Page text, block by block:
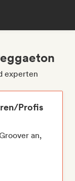
experten
Profis
an,